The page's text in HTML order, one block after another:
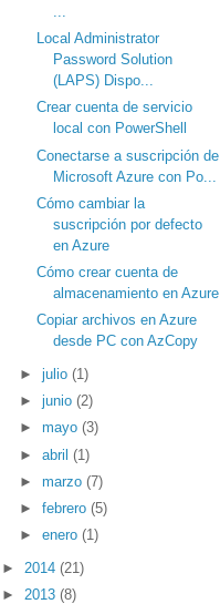
Local Administrator
Password Solution
(LAPS) Dispo...
Crear cuenta de servicio
local con PowerShell
Conectarse a suscripción de
Microsoft Azure con Po...
Cómo cambiar la
suscripción por defecto
en Azure
Cómo crear cuenta de
almacenamiento en Azure
Copiar archivos en Azure
desde PC con AzCopy
► julio (1)
► junio (2)
► mayo (3)
► abril (1)
► marzo (7)
► febrero (5)
► enero (1)
► 2014 (21)
► 2013 (8)